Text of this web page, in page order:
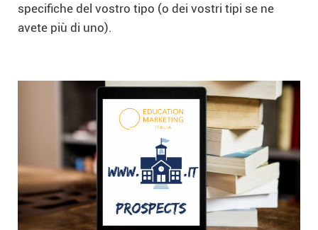
specifiche del vostro tipo (o dei vostri tipi se ne
avete più di uno).